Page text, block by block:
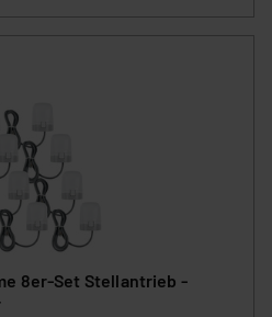
8er-Set Stellantrieb -